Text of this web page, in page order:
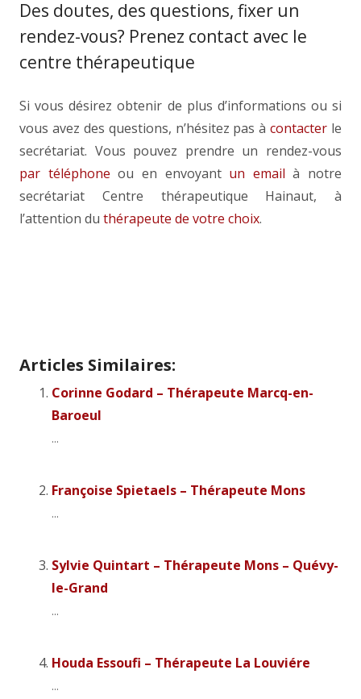
Des doutes, des questions, fixer un
rendez-vous? Prenez contact avec le
centre thérapeutique
Si vous désirez obtenir de plus d’informations ou si
vous avez des questions, n’hésitez pas àcontacter le
secrétariat. Vous pouvez prendre un rendez-vous
par téléphone ou en envoyantun email à notre
secrétariat Centre thérapeutique Hainaut, à
l’attention du thérapeute de votre choix.
Articles Similaires:
Corinne Godard – Thérapeute Marcq-en-
Baroeul
...
Françoise Spietaels – Thérapeute Mons
...
Sylvie Quintart – Thérapeute Mons – Quévy-
le-Grand
...
Houda Essoufi – Thérapeute La Louviére
...